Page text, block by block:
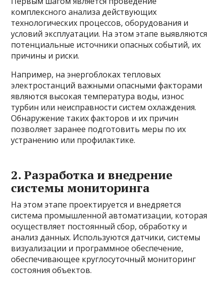
комплексного анализа действующих
технологических процессов, оборудования и
условий эксплуатации. На этом этапе выявляются
потенциальные источники опасных событий, их
причины и риски.
Например, на энергоблоках тепловых
электростанций важными опасными факторами
являются высокая температура воды, износ
турбин или неисправности систем охлаждения.
Обнаружение таких факторов и их причин
позволяет заранее подготовить меры по их
устранению или профилактике.
2. Разработка и внедрение
системы мониторинга
На этом этапе проектируется и внедряется
система промышленной автоматизации, которая
осуществляет постоянный сбор, обработку и
анализ данных. Используются датчики, системы
визуализации и программное обеспечение,
обеспечивающее круглосуточный мониторинг
состояния объектов.